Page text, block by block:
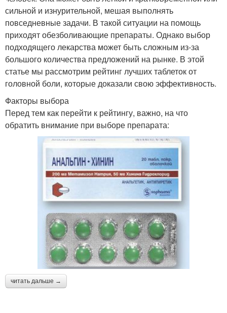
сильной и изнурительной, мешая выполнять
повседневные задачи. В такой ситуации на помощь
приходят обезболивающие препараты. Однако выбор
подходящего лекарства может быть сложным из-за
большого количества предложений на рынке. В этой
статье мы рассмотрим рейтинг лучших таблеток от
головной боли, которые доказали свою эффективность.
Факторы выбора
Перед тем как перейти к рейтингу, важно, на что
обратить внимание при выборе препарата:
читать дальше →